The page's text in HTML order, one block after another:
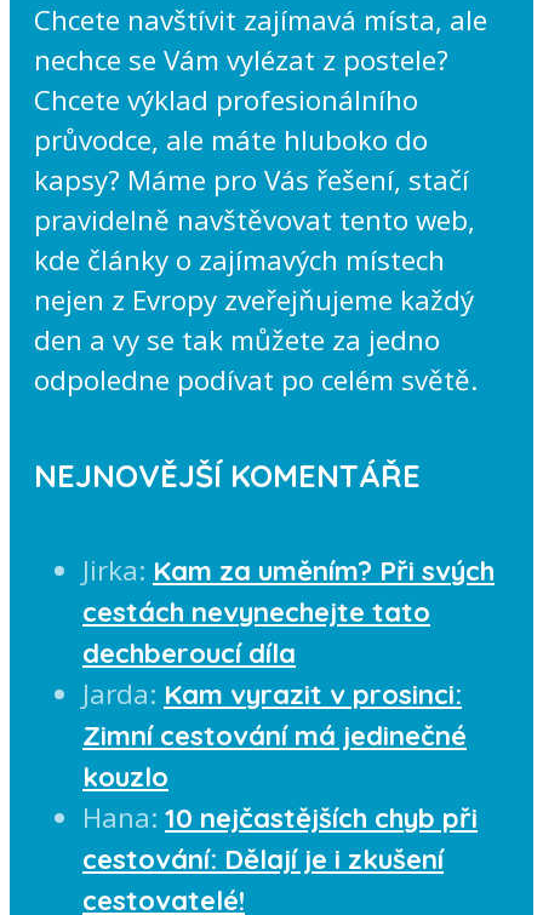
Chcete navštívit zajímavá místa, ale
nechce se Vám vylézat z postele?
Chcete výklad profesionálního
průvodce, ale máte hluboko do
kapsy? Máme pro Vás řešení, stačí
pravidelně navštěvovat tento web,
kde články o zajímavých místech
nejen z Evropy zveřejňujeme každý
den a vy se tak můžete za jedno
odpoledne podívat po celém světě.
NEJNOVĚJŠÍ KOMENTÁŘE
Jirka: Kam za uměním? Při svých
cestách nevynechejte tato
dechberoucí díla
Jarda: Kam vyrazit v prosinci:
Zimní cestování má jedinečné
kouzlo
Hana: 10 nejčastějších chyb při
cestování: Dělají je i zkušení
cestovatelé!